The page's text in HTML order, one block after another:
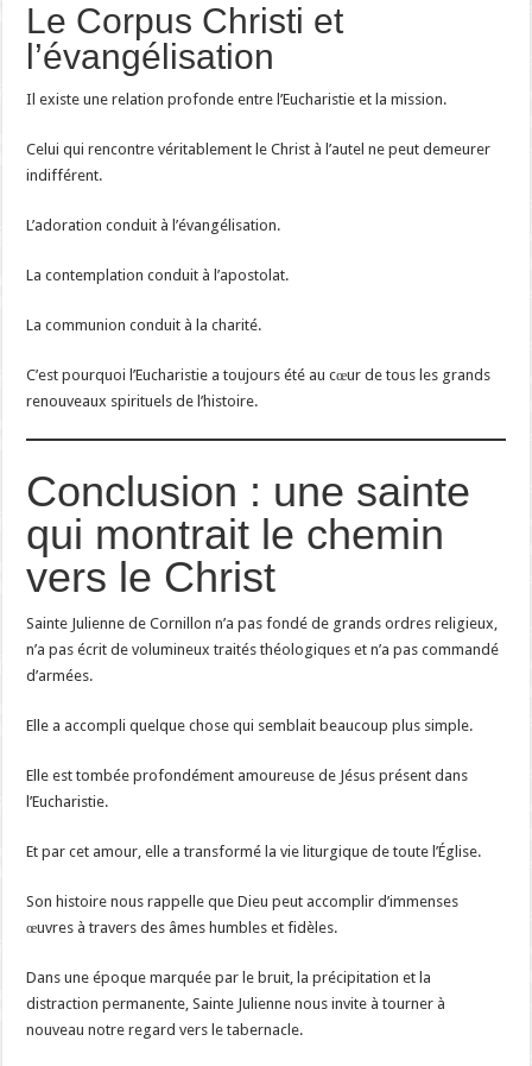
Le Corpus Christi et
l’évangélisation
Il existe une relation profonde entre l’Eucharistie et la mission.
Celui qui rencontre véritablement le Christ à l’autel ne peut demeurer
indifférent.
L’adoration conduit à l’évangélisation.
La contemplation conduit à l’apostolat.
La communion conduit à la charité.
C’est pourquoi l’Eucharistie a toujours été au cœur de tous les grands
renouveaux spirituels de l’histoire.
Conclusion : une sainte
qui montrait le chemin
vers le Christ
Sainte Julienne de Cornillon n’a pas fondé de grands ordres religieux,
n’a pas écrit de volumineux traités théologiques et n’a pas commandé
d’armées.
Elle a accompli quelque chose qui semblait beaucoup plus simple.
Elle est tombée profondément amoureuse de Jésus présent dans
l’Eucharistie.
Et par cet amour, elle a transformé la vie liturgique de toute l’Église.
Son histoire nous rappelle que Dieu peut accomplir d’immenses
œuvres à travers des âmes humbles et fidèles.
Dans une époque marquée par le bruit, la précipitation et la
distraction permanente, Sainte Julienne nous invite à tourner à
nouveau notre regard vers le tabernacle.